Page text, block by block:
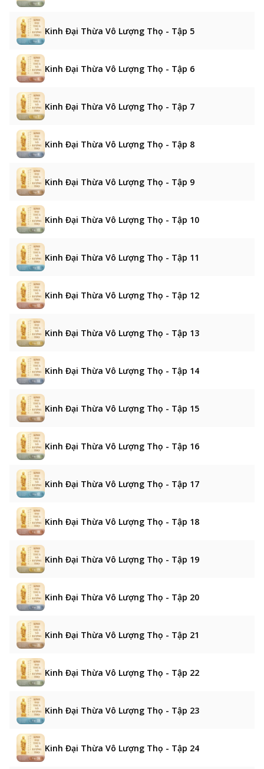
Kinh Đại Thừa Vô Lượng Thọ - Tập 5
Kinh Đại Thừa Vô Lượng Thọ - Tập 6
Kinh Đại Thừa Vô Lượng Thọ - Tập 7
Kinh Đại Thừa Vô Lượng Thọ - Tập 8
Kinh Đại Thừa Vô Lượng Thọ - Tập 9
Kinh Đại Thừa Vô Lượng Thọ - Tập 10
Kinh Đại Thừa Vô Lượng Thọ - Tập 11
Kinh Đại Thừa Vô Lượng Thọ - Tập 12
Kinh Đại Thừa Vô Lượng Thọ - Tập 13
Kinh Đại Thừa Vô Lượng Thọ - Tập 14
Kinh Đại Thừa Vô Lượng Thọ - Tập 15
Kinh Đại Thừa Vô Lượng Thọ - Tập 16
Kinh Đại Thừa Vô Lượng Thọ - Tập 17
Kinh Đại Thừa Vô Lượng Thọ - Tập 18
Kinh Đại Thừa Vô Lượng Thọ - Tập 19
Kinh Đại Thừa Vô Lượng Thọ - Tập 20
Kinh Đại Thừa Vô Lượng Thọ - Tập 21
Kinh Đại Thừa Vô Lượng Thọ - Tập 22
Kinh Đại Thừa Vô Lượng Thọ - Tập 23
Kinh Đại Thừa Vô Lượng Thọ - Tập 24